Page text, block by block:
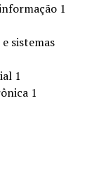
1
sistemas
1
1